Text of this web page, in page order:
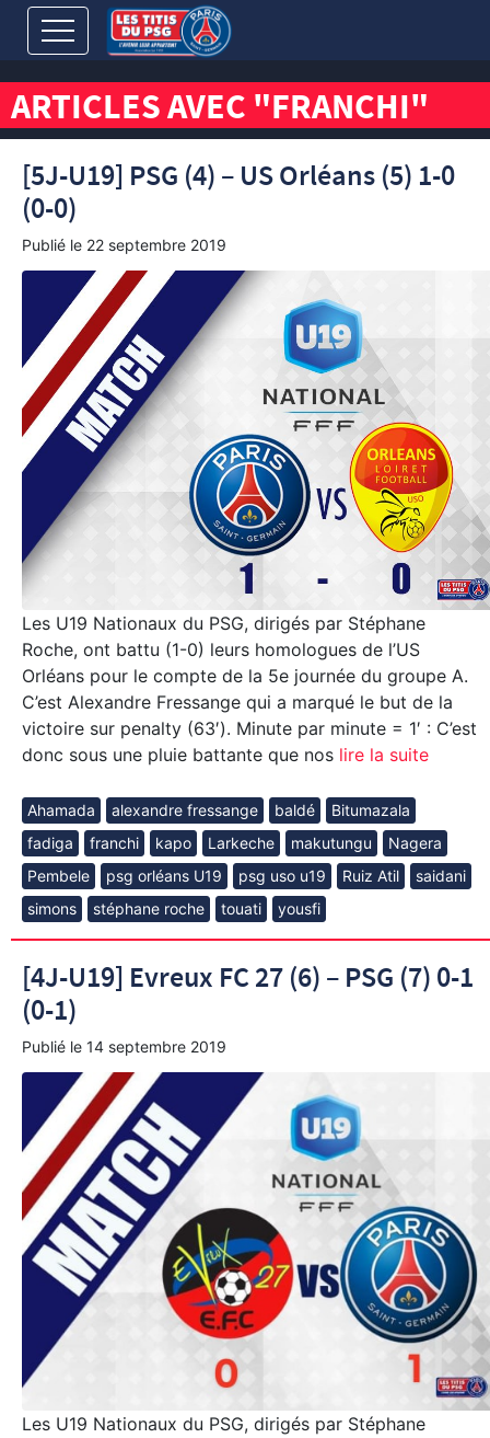
ARTICLES AVEC "FRANCHI"
[5J-U19] PSG (4) – US Orléans (5) 1-0
(0-0)
Publié le 22 septembre 2019
Les U19 Nationaux du PSG, dirigés par Stéphane
Roche, ont battu (1-0) leurs homologues de l’US
Orléans pour le compte de la 5e journée du groupe A.
C’est Alexandre Fressange qui a marqué le but de la
victoire sur penalty (63′). Minute par minute = 1′ : C’est
donc sous une pluie battante que nos lire la suite
Ahamada alexandre fressange baldé
Bitumazala
fadiga
franchi kapo Larkeche makutungu
Nagera
Pembele
psg orléans U19 psg uso u19 Ruiz Atil
saidani
simons
stéphane roche touati yousfi
[4J-U19] Evreux FC 27 (6) – PSG (7) 0-1
(0-1)
Publié le 14 septembre 2019
Les U19 Nationaux du PSG, dirigés par Stéphane